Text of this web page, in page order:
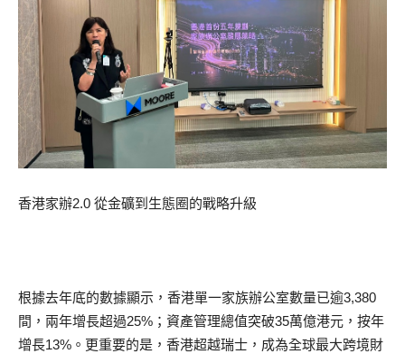
香港家辦2.0 從金礦到生態圈的戰略升級
根據去年底的數據顯示，香港單一家族辦公室數量已逾3,380
間，兩年增長超過25%；資產管理總值突破35萬億港元，按年
增長13%。更重要的是，香港超越瑞士，成為全球最大跨境財